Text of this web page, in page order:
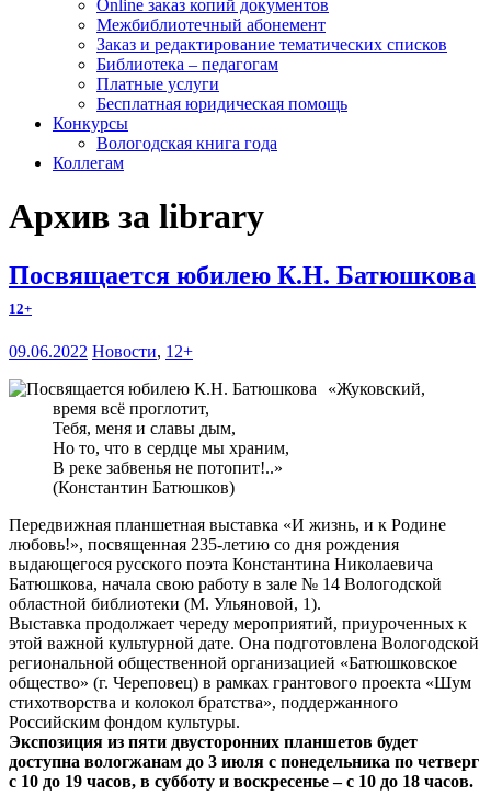
Online заказ копий документов
Межбиблиотечный абонемент
Заказ и редактирование тематических списков
Библиотека – педагогам
Платные услуги
Бесплатная юридическая помощь
Конкурсы
Вологодская книга года
Коллегам
Архив за library
Посвящается юбилею К.Н. Батюшкова
12+
09.06.2022 Новости, 12+
«Жуковский,
время всё проглотит,
Тебя, меня и славы дым,
Но то, что в сердце мы храним,
В реке забвенья не потопит!..»
(Константин Батюшков)
Передвижная планшетная выставка «И жизнь, и к Родине
любовь!», посвященная 235-летию со дня рождения
выдающегося русского поэта Константина Николаевича
Батюшкова, начала свою работу в зале № 14 Вологодской
областной библиотеки (М. Ульяновой, 1).
Выставка продолжает череду мероприятий, приуроченных к
этой важной культурной дате. Она подготовлена Вологодской
региональной общественной организацией «Батюшковское
общество» (г. Череповец) в рамках грантового проекта «Шум
стихотворства и колокол братства», поддержанного
Российским фондом культуры.
Экспозиция из пяти двусторонних планшетов будет
доступна вологжанам до 3 июля с понедельника по четверг
с 10 до 19 часов, в субботу и воскресенье – с 10 до 18 часов.